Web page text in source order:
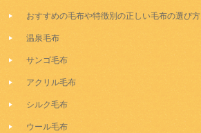
おすすめの毛布や特徴別の正しい毛布の選び方
温泉毛布
サンゴ毛布
アクリル毛布
シルク毛布
ウール毛布